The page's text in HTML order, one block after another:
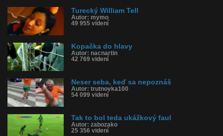
Turecký William Tell
Autor: mymo
49 955 videní
Kopačka do hlavy
Autor: nacnartin
42 769 videní
Neser seba, keď sa nepoznáš
Autor: trutnovka100
54 099 videní
Tak to bol teda ukážkový faul
Autor: zabozako
25 356 videní